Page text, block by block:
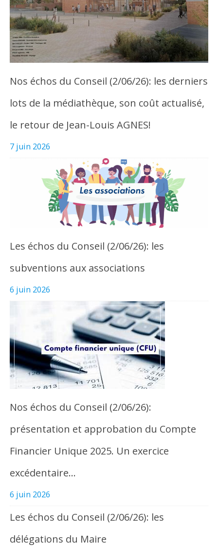
Nos échos du Conseil (2/06/26): les derniers
lots de la médiathèque, son coût actualisé,
le retour de Jean-Louis AGNES!
7 juin 2026
Les échos du Conseil (2/06/26): les
subventions aux associations
6 juin 2026
Nos échos du Conseil (2/06/26):
présentation et approbation du Compte
Financier Unique 2025. Un exercice
excédentaire…
6 juin 2026
Les échos du Conseil (2/06/26): les
délégations du Maire